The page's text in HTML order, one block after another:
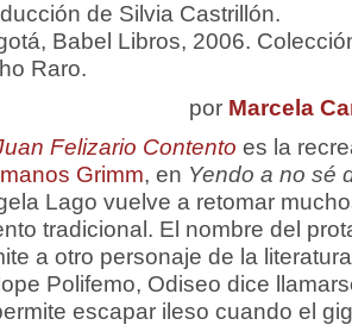
de Silvia Castrillón.
Babel Libros, 2006.
Raro.
por Marcela
Felizario Contento es la
Grimm, en Yendo a no sé
Lago vuelve a retomar
tradicional. El nombre del
a otro personaje de la
Polifemo, Odiseo dice
escapar ileso cuando el